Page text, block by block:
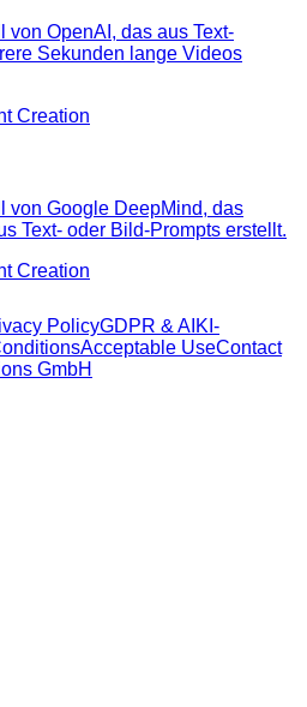
OpenAI, das aus Text-
Sekunden lange Videos
Creation
von Google DeepMind, das
Text- oder Bild-Prompts erstellt.
Creation
PolicyGDPR & AI KI-
Acceptable UseContact
GmbH